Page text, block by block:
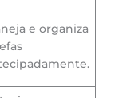
e organiza